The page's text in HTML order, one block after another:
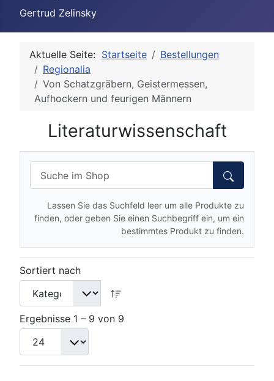
Gertrud Zelinsky
Aktuelle Seite: Startseite
Bestellungen
Regionalia
Von Schatzgräbern, Geistermessen,
Aufhockern und feurigen Männern
Literaturwissenschaft
Lassen Sie das Suchfeld leer um alle Produkte zu
finden, oder geben Sie einen Suchbegriff ein, um ein
bestimmtes Produkt zu finden.
Sortiert nach
Ergebnisse 1 – 9 von 9